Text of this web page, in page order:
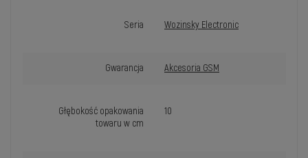
Seria Wozinsky Electronic
Gwarancja Akcesoria GSM
Głębokość opakowania
towaru w cm
10